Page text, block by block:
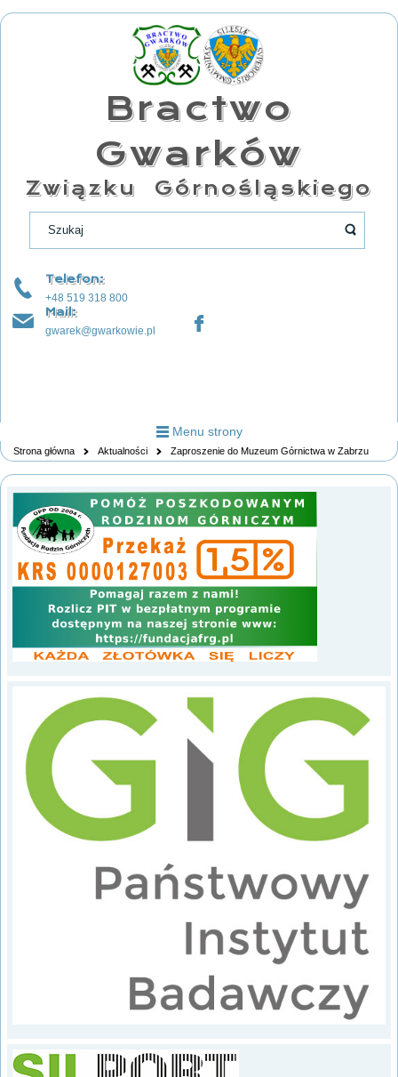
Bractwo
Gwarków
Związku Górnośląskiego
Telefon:
+48 519 318 800
Mail:
gwarek@gwarkowie.pl
Menu strony
Strona główna Aktualności Zaproszenie do Muzeum Górnictwa w Zabrzu